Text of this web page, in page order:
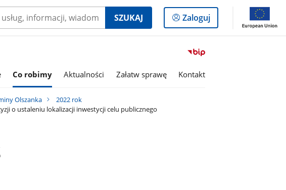
SZUKAJ
Logowanie
do
Zaloguj
Przejdź
serwisu
Co robimy Aktualności Załatw sprawę Kontakt
Olszanka
2022 rok
o ustaleniu lokalizacji inwestycji celu publicznego